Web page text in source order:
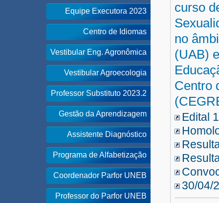
Equipe Executora 2023
Centro de Idiomas
Vestibular Eng. Agronômica
Vestibular Agroecologia
Professor Substituto 2023.2
Gestão da Aprendizagem
Assistente Diagnóstico
Programa de Alfabetização
Coordenador Parfor UNEB
Professor do Parfor UNEB
curso
no
(UAB)
Centro
Edital
30/04/